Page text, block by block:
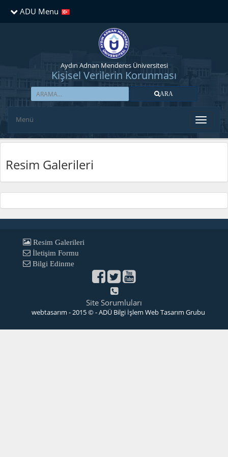
ADU Menu
Aydın Adnan Menderes Üniversitesi
Kişisel Verilerin Korunması
ARA
Menü
Resim Galerileri
Resim Galerileri
İletişim Formu
Bilgi Edinme
Facebook
Sayfamız
TwitterYoutube
Site Sorumluları
webtasarım - 2015 © - ADÜ Bilgi İşlem Web Tasarım Grubu